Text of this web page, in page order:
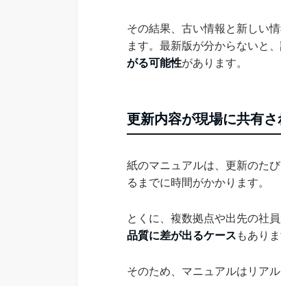
その結果、古い情報と新しい
ます。最新版が分からないと、
がる可能性があります。
更新内容が現場に共有
紙のマニュアルは、更新のた
るまでに時間がかかります。
とくに、複数拠点や出先の社員
品質に差が出るケース もありま
そのため、マニュアルはリア